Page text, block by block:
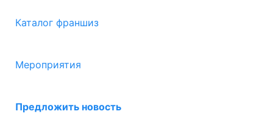
Каталог франшиз
Мероприятия
Предложить новость